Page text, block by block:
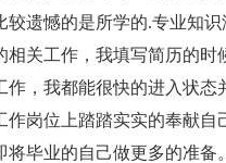
遗憾的是所学的.专业知
关工作，我填写简历的
，我都能很快的进入状
岗位上踏踏实实的奉献
毕业的自己做更多的准备。